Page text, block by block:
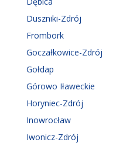
Duszniki-Zdrój
Frombork
Goczałkowice-Zdrój
Gołdap
Górowo Iławeckie
Horyniec-Zdrój
Inowrocław
Iwonicz-Zdrój